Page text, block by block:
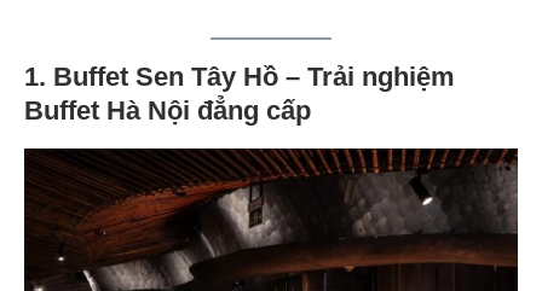
1. Buffet Sen Tây Hồ – Trải nghiệm
Buffet Hà Nội đẳng cấp